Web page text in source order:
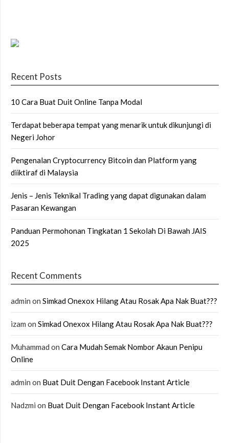
Recent Posts
10 Cara Buat Duit Online Tanpa Modal
Terdapat beberapa tempat yang menarik untuk dikunjungi di
Negeri Johor
Pengenalan Cryptocurrency Bitcoin dan Platform yang
diiktiraf di Malaysia
Jenis – Jenis Teknikal Trading yang dapat digunakan dalam
Pasaran Kewangan
Panduan Permohonan Tingkatan 1 Sekolah Di Bawah JAIS
2025
Recent Comments
admin on Simkad Onexox Hilang Atau Rosak Apa Nak Buat???
izam on Simkad Onexox Hilang Atau Rosak Apa Nak Buat???
Muhammad on Cara Mudah Semak Nombor Akaun Penipu
Online
admin on Buat Duit Dengan Facebook Instant Article
Nadzmi on Buat Duit Dengan Facebook Instant Article